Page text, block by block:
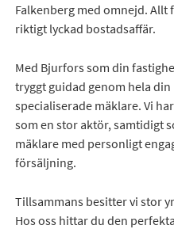
Falkenberg med omnejd. Allt
riktigt lyckad bostadsaffär.
Med Bjurfors som din
tryggt guidad genom hela din
specialiserade mäklare. Vi
som en stor aktör, samtidigt
mäklare med personligt
försäljning.
Tillsammans besitter vi stor
Hos oss hittar du den